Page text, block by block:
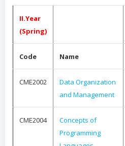
II.Year
(Spring)
Code Name
CME2002
Data Organization
and Management
CME2004
Concepts of
Programming